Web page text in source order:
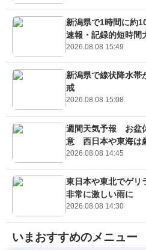
新潟県で1時間に約
速報・記録的短時間
2026.08.08 15:49
新潟県で線状降水帯
戒
2026.08.08 15:08
週間天気予報 お盆
意 西日本や東海は
2026.08.08 14:45
東日本や東北でゲ
非常に激しい雨に
2026.08.08 14:30
いまおすすめのメニュー